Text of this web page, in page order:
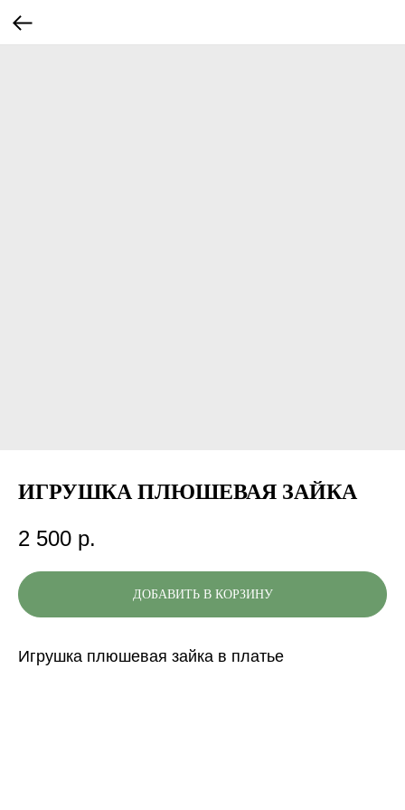
ИГРУШКА ПЛЮШЕВАЯ ЗАЙКА
2 500 р.
ДОБАВИТЬ В КОРЗИНУ
Игрушка плюшевая зайка в платье